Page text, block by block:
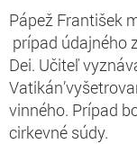
Pápež František
prípad údajného
Dei. Učiteľ
vinného. Prípad
cirkevné súdy.